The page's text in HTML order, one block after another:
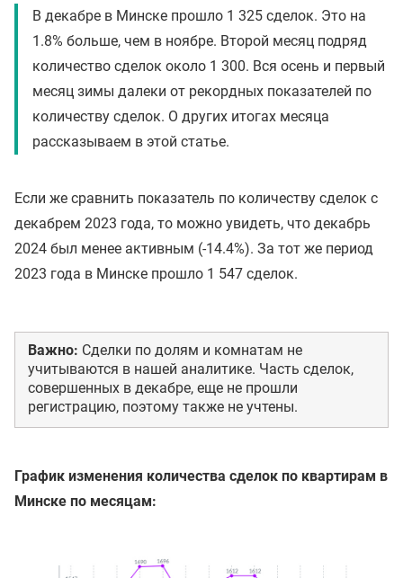
В декабре в Минске прошло 1 325 сделок. Это на
1.8% больше, чем в ноябре. Второй месяц подряд
количество сделок около 1 300. Вся осень и первый
месяц зимы далеки от рекордных показателей по
количеству сделок. О других итогах месяца
рассказываем в этой статье.
Если же сравнить показатель по количеству сделок с
декабрем 2023 года, то можно увидеть, что декабрь
2024 был менее активным (-14.4%). За тот же период
2023 года в Минске прошло 1 547 сделок.
Важно: Сделки по долям и комнатам не
учитываются в нашей аналитике. Часть сделок,
совершенных в декабре, еще не прошли
регистрацию, поэтому также не учтены.
График изменения количества сделок по квартирам в
Минске по месяцам: